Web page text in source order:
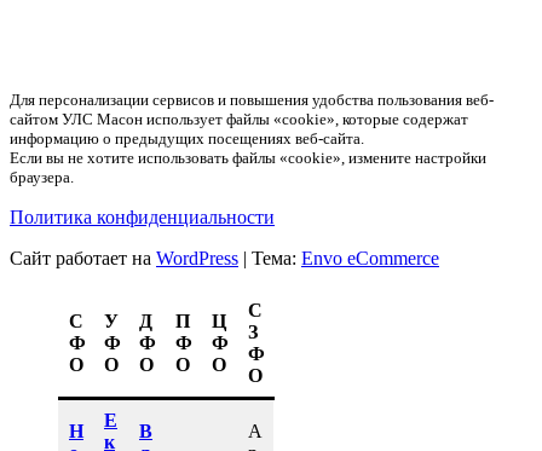
Для персонализации сервисов и повышения удобства пользования веб-
сайтом УЛС Масон использует файлы «cookie», которые содержат
информацию о предыдущих посещениях веб-сайта.
Если вы не хотите использовать файлы «cookie», измените настройки
браузера.
Политика конфиденциальности
Сайт работает на WordPress | Тема: Envo eCommerce
С
Ф
О
У
Ф
О
Д
Ф
О
П
Ф
О
Ц
Ф
О
С
З
Ф
О
Н
Е
к
В
А